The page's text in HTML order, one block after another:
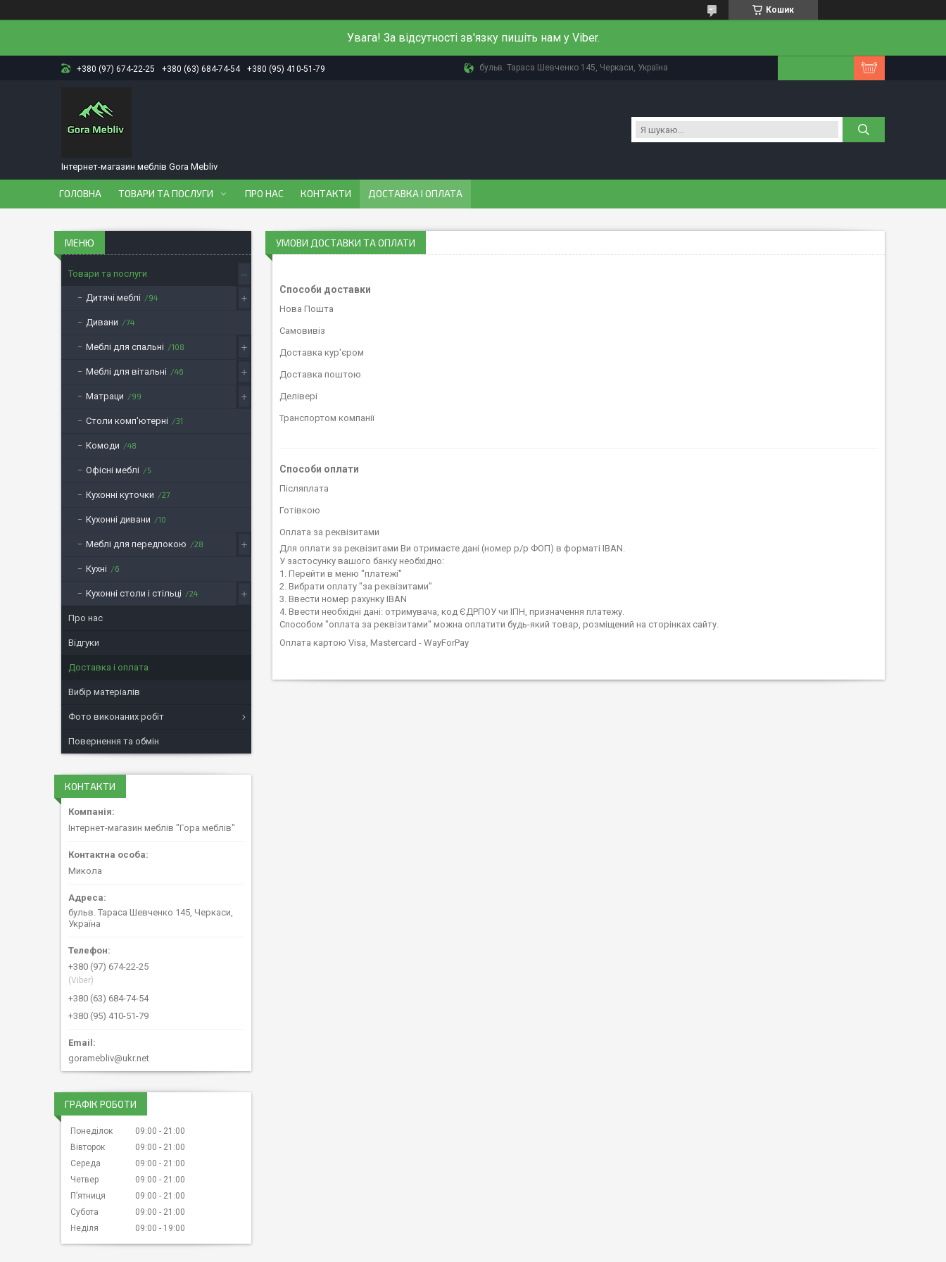
Кошик
Увага! За відсутності зв'язку пишіть нам у Viber.
+380 (97) 674-22-25 +380 (63) 684-74-54 +380 (95) 410-51-79 бульв. Тараса Шевченко 145, Черкаси, Україна
Інтернет-магазин меблів Gora Mebliv
ГОЛОВНА ТОВАРИ ТА ПОСЛУГИ ПРО НАС КОНТАКТИ ДОСТАВКА І ОПЛАТА
УМОВИ ДОСТАВКИ ТА ОПЛАТИ
Способи доставки
Нова Пошта
Самовивіз
Доставка кур'єром
Доставка поштою
Делівері
Транспортом компанії
Способи оплати
Післяплата
Готівкою
Оплата за реквізитами
Для оплати за реквізитами Ви отримаєте дані (номер р/р ФОП) в форматі IBAN.
У застосунку вашого банку необхідно:
1. Перейти в меню "платежі"
2. Вибрати оплату "за реквізитами"
3. Ввести номер рахунку IBAN
4. Ввести необхідні дані: отримувача, код ЄДРПОУ чи ІПН, призначення платежу.
Способом "оплата за реквізитами" можна оплатити будь-який товар, розміщений на сторінках сайту.
Оплата картою Visa, Mastercard - WayForPay
Товари та послуги
Дитячі меблі 94
Дивани 74
Меблі для спальні 108
Меблі для вітальні 46
Матраци 99
Столи комп'ютерні 31
Комоди 48
Офісні меблі 5
Кухонні куточки 27
Кухонні дивани 10
Меблі для передпокою 28
Кухні 6
Кухонні столи і стільці 24
Про нас
Відгуки
Доставка і оплата
Вибір матеріалів
Фото виконаних робіт
Повернення та обмін
КОНТАКТИ
Інтернет-магазин меблів "Гора меблів"
Микола
бульв. Тараса Шевченко 145, Черкаси,
Україна
+380 (97) 674-22-25
(Viber)
+380 (63) 684-74-54
+380 (95) 410-51-79
goramebliv@ukr.net
ГРАФІК РОБОТИ
Понеділок 09:00
21:00
Вівторок
09:00
21:00
Середа
09:00
21:00
Четвер
09:00
21:00
Пʼятниця
09:00
21:00
Субота
09:00
21:00
Неділя
09:00 19:00